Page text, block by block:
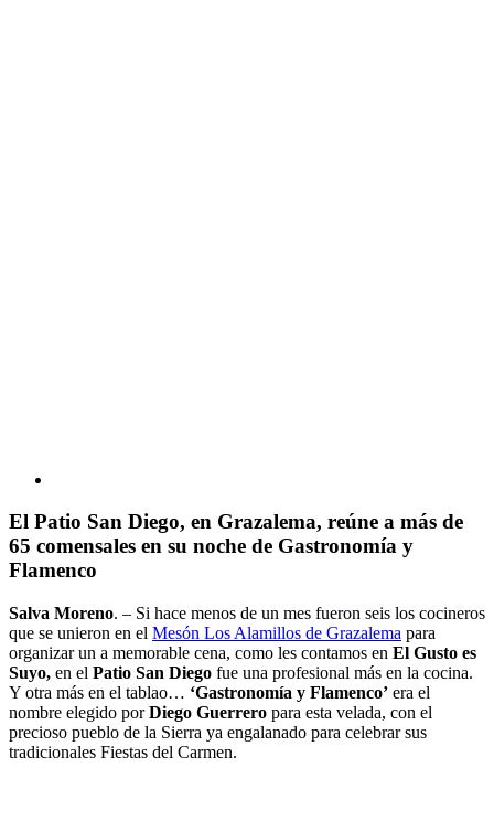
El Patio San Diego, en Grazalema, reúne a más de
65 comensales en su noche de Gastronomía y
Flamenco
Salva Moreno. – Si hace menos de un mes fueron seis los cocineros
que se unieron en el Mesón Los Alamillos de Grazalema para
organizar un a memorable cena, como les contamos en El Gusto es
Suyo, en el Patio San Diego fue una profesional más en la cocina.
Y otra más en el tablao… ‘Gastronomía y Flamenco’ era el
nombre elegido porDiego Guerrero para esta velada, con el
precioso pueblo de la Sierra ya engalanado para celebrar sus
tradicionales Fiestas del Carmen.